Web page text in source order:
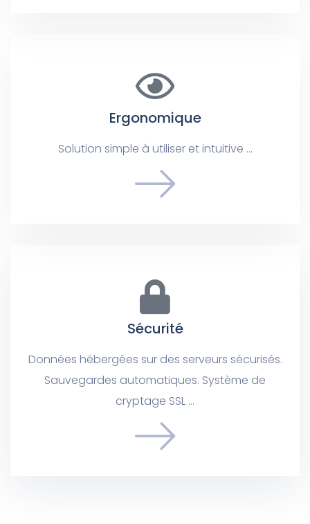
Ergonomique
Solution simple à utiliser et intuitive …
Sécurité
Données hébergées sur des serveurs sécurisés.
Sauvegardes automatiques. Système de
cryptage SSL …